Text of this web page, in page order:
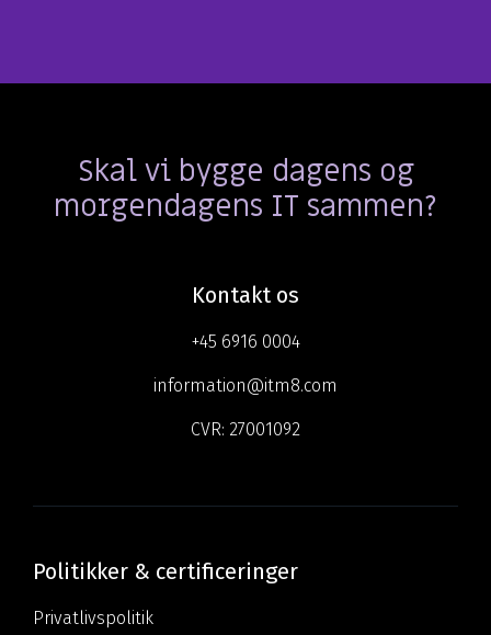
Skal vi bygge dagens og
morgendagens IT sammen?
Kontakt os
+45 6916 0004
information@itm8.com
CVR: 27001092
Politikker & certificeringer
Privatlivspolitik